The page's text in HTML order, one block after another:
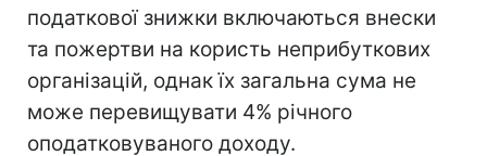
податкової знижки включаються внески
та пожертви на користь неприбуткових
організацій, однак їх загальна сума не
може перевищувати 4% річного
оподатковуваного доходу.